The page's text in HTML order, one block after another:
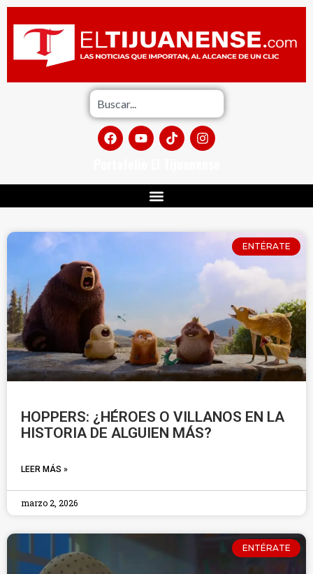
ENTÉRATE
HOPPERS: ¿HÉROES O VILLANOS EN LA
HISTORIA DE ALGUIEN MÁS?
LEER MÁS »
marzo 2, 2026
ENTÉRATE